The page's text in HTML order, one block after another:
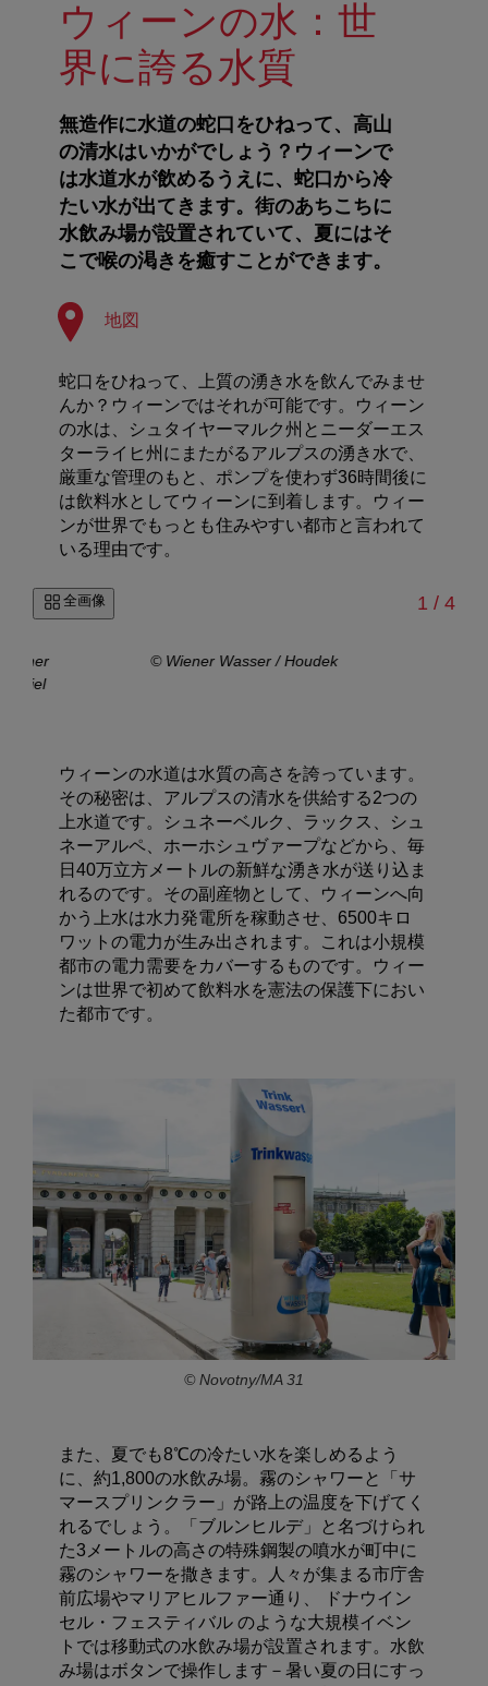
ウィーンの水：世
界に誇る水質
無造作に水道の蛇口をひねって、高山
の清水はいかがでしょう？ウィーンで
は水道水が飲めるうえに、蛇口から冷
たい水が出てきます。街のあちこちに
水飲み場が設置されていて、夏にはそ
こで喉の渇きを癒すことができます。
地図
蛇口をひねって、上質の湧き水を飲んでみませ
んか？ウィーンではそれが可能です。ウィーン
の水は、シュタイヤーマルク州とニーダーエス
ターライヒ州にまたがるアルプスの湧き水で、
厳重な管理のもと、ポンプを使わず36時間後に
は飲料水としてウィーンに到着します。ウィー
ンが世界でもっとも住みやすい都市と言われて
いる理由です。
全画像 1 // 4
© Wiener Wasser / Houdek
ウィーンの水道は水質の高さを誇っています。
その秘密は、アルプスの清水を供給する2つの
上水道です。シュネーベルク、ラックス、シュ
ネーアルペ、ホーホシュヴァープなどから、毎
日40万立方メートルの新鮮な湧き水が送り込ま
れるのです。その副産物として、ウィーンへ向
かう上水は水力発電所を稼動させ、6500キロ
ワットの電力が生み出されます。これは小規模
都市の電力需要をカバーするものです。ウィー
ンは世界で初めて飲料水を憲法の保護下におい
た都市です。
© Novotny/MA 31
また、夏でも8℃の冷たい水を楽しめるよう
に、約1,800の水飲み場。霧のシャワーと「サ
マースプリンクラー」が路上の温度を下げてく
れるでしょう。「ブルンヒルデ」と名づけられ
た3メートルの高さの特殊鋼製の噴水が町中に
霧のシャワーを撒きます。人々が集まる市庁舎
前広場やマリアヒルファー通り、 ドナウイン
セル・フェスティバル のような大規模イベン
トでは移動式の水飲み場が設置されます。水飲
み場はボタンで操作します－暑い夏の日にすっ